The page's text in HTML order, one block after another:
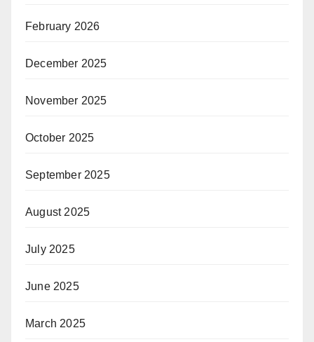
February 2026
December 2025
November 2025
October 2025
September 2025
August 2025
July 2025
June 2025
March 2025